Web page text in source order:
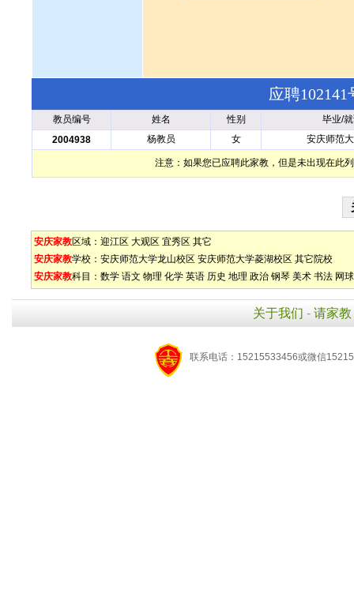
应聘
教员编号 姓名 性别
毕业/
2004938
杨教员 女 安庆师范
注意：如果您已应聘此家教，但是未出现在此
安庆家教区域： 迎江区 大观区 宜秀区 其它
安庆家教学校： 安庆师范大学龙山校区 安庆师范大学菱湖校区 其它院校
安庆家教科目： 数学 语文 物理 化学 英语 历史 地理 政治 钢琴 美术 书法 网球
关于我们 - 请家教
联系电话：15215533456或微信